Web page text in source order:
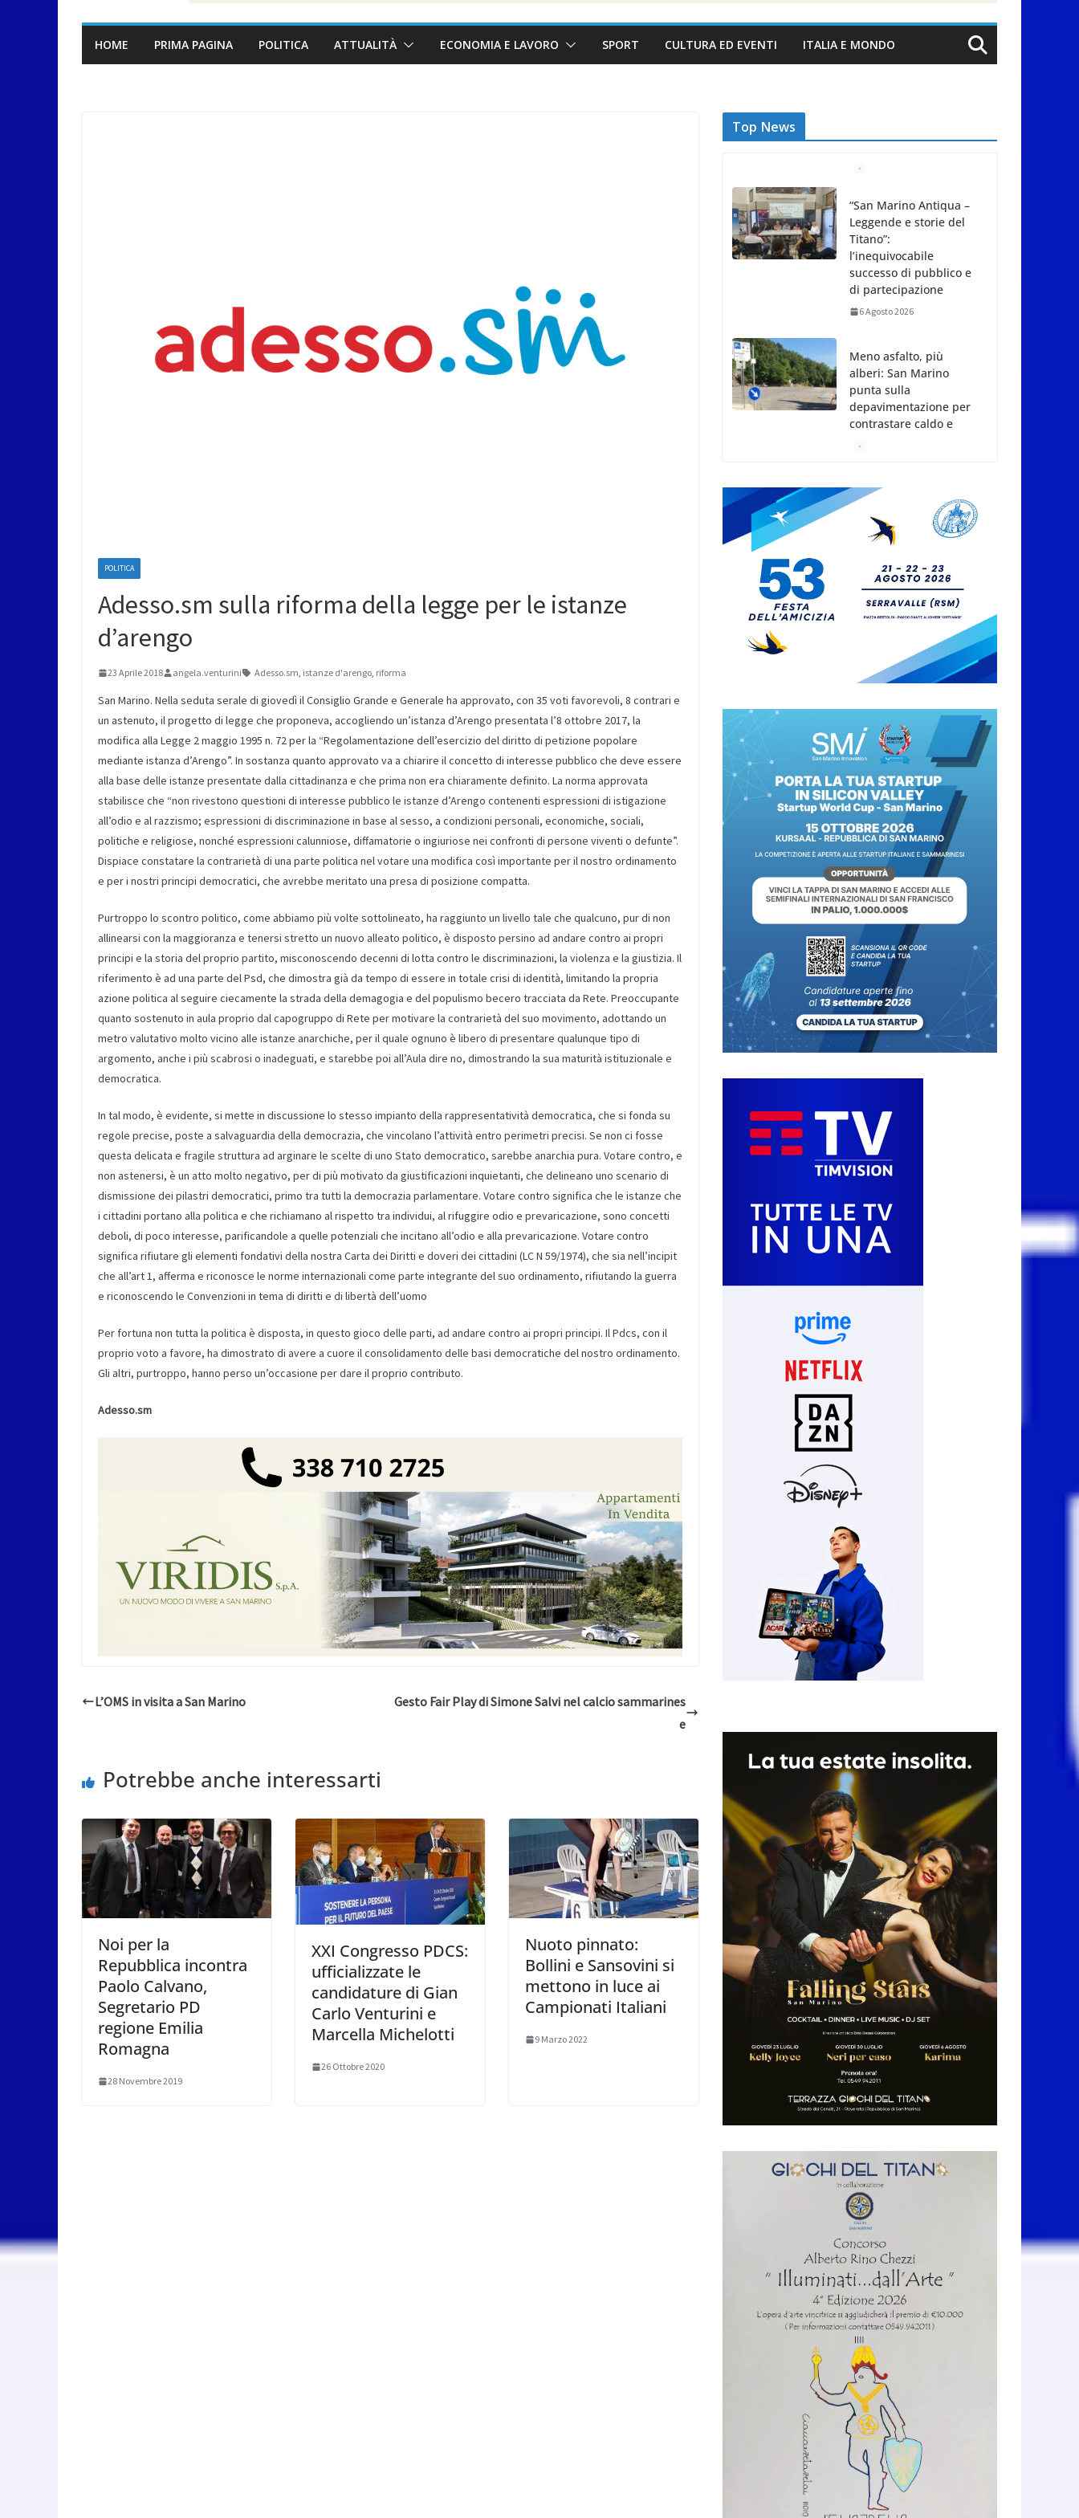
HOME PRIMA PAGINA POLITICA ATTUALITÀ ECONOMIA E LAVORO SPORT CULTURA ED EVENTI ITALIA E MONDO
POLITICA
Adesso.sm sulla riforma della legge per le istanze
d’arengo
23 Aprile 2018 angela.venturini Adesso.sm, istanze d'arengo, riforma
San Marino. Nella seduta serale di giovedì il Consiglio Grande e Generale ha approvato, con 35 voti favorevoli, 8 contrari e
un astenuto, il progetto di legge che proponeva, accogliendo un’istanza d’Arengo presentata l’8 ottobre 2017, la
modifica alla Legge 2 maggio 1995 n. 72 per la “Regolamentazione dell’esercizio del diritto di petizione popolare
mediante istanza d’Arengo”. In sostanza quanto approvato va a chiarire il concetto di interesse pubblico che deve essere
alla base delle istanze presentate dalla cittadinanza e che prima non era chiaramente definito. La norma approvata
stabilisce che “non rivestono questioni di interesse pubblico le istanze d’Arengo contenenti espressioni di istigazione
all’odio e al razzismo; espressioni di discriminazione in base al sesso, a condizioni personali, economiche, sociali,
politiche e religiose, nonché espressioni calunniose, diffamatorie o ingiuriose nei confronti di persone viventi o defunte”.
Dispiace constatare la contrarietà di una parte politica nel votare una modifica così importante per il nostro ordinamento
e per i nostri principi democratici, che avrebbe meritato una presa di posizione compatta.
Purtroppo lo scontro politico, come abbiamo più volte sottolineato, ha raggiunto un livello tale che qualcuno, pur di non
allinearsi con la maggioranza e tenersi stretto un nuovo alleato politico, è disposto persino ad andare contro ai propri
principi e la storia del proprio partito, misconoscendo decenni di lotta contro le discriminazioni, la violenza e la giustizia. Il
riferimento è ad una parte del Psd, che dimostra già da tempo di essere in totale crisi di identità, limitando la propria
azione politica al seguire ciecamente la strada della demagogia e del populismo becero tracciata da Rete. Preoccupante
quanto sostenuto in aula proprio dal capogruppo di Rete per motivare la contrarietà del suo movimento, adottando un
metro valutativo molto vicino alle istanze anarchiche, per il quale ognuno è libero di presentare qualunque tipo di
argomento, anche i più scabrosi o inadeguati, e starebbe poi all’Aula dire no, dimostrando la sua maturità istituzionale e
democratica.
In tal modo, è evidente, si mette in discussione lo stesso impianto della rappresentatività democratica, che si fonda su
regole precise, poste a salvaguardia della democrazia, che vincolano l’attività entro perimetri precisi. Se non ci fosse
questa delicata e fragile struttura ad arginare le scelte di uno Stato democratico, sarebbe anarchia pura. Votare contro, e
non astenersi, è un atto molto negativo, per di più motivato da giustificazioni inquietanti, che delineano uno scenario di
dismissione dei pilastri democratici, primo tra tutti la democrazia parlamentare. Votare contro significa che le istanze che
i cittadini portano alla politica e che richiamano al rispetto tra individui, al rifuggire odio e prevaricazione, sono concetti
deboli, di poco interesse, parificandole a quelle potenziali che incitano all’odio e alla prevaricazione. Votare contro
significa rifiutare gli elementi fondativi della nostra Carta dei Diritti e doveri dei cittadini (LC N 59/1974), che sia nell’incipit
che all’art 1, afferma e riconosce le norme internazionali come parte integrante del suo ordinamento, rifiutando la guerra
e riconoscendo le Convenzioni in tema di diritti e di libertà dell’uomo
Per fortuna non tutta la politica è disposta, in questo gioco delle parti, ad andare contro ai propri principi. Il Pdcs, con il
proprio voto a favore, ha dimostrato di avere a cuore il consolidamento delle basi democratiche del nostro ordinamento.
Gli altri, purtroppo, hanno perso un’occasione per dare il proprio contributo.
Adesso.sm
L’OMS in visita a San Marino
Gesto Fair Play di Simone Salvi nel calcio sammarines
e
Potrebbe anche interessarti
Noi per la
Repubblica incontra
Paolo Calvano,
Segretario PD
regione Emilia
Romagna
28 Novembre 2019
XXI Congresso PDCS:
ufficializzate le
candidature di Gian
Carlo Venturini e
Marcella Michelotti
26 Ottobre 2020
Nuoto pinnato:
Bollini e Sansovini si
mettono in luce ai
Campionati Italiani
9 Marzo 2022
Top News
“San Marino Antiqua –
Leggende e storie del
Titano”:
l’inequivocabile
successo di pubblico e
di partecipazione
6 Agosto 2026
Meno asfalto, più
alberi: San Marino
punta sulla
depavimentazione per
contrastare caldo e
San Marino. USL:
l’inferno di Marcinelle
diventi monito e
6 Agosto 2026
San Marino. Sindacati:
PdL famiglia, alla
prima sessione
consiliare utile deve
Protezione Civile San
Marino. Incendi
boschivi: attivazione
della fase preliminare
di preallarme, dal 3 al
9 agosto
6 Agosto 2026